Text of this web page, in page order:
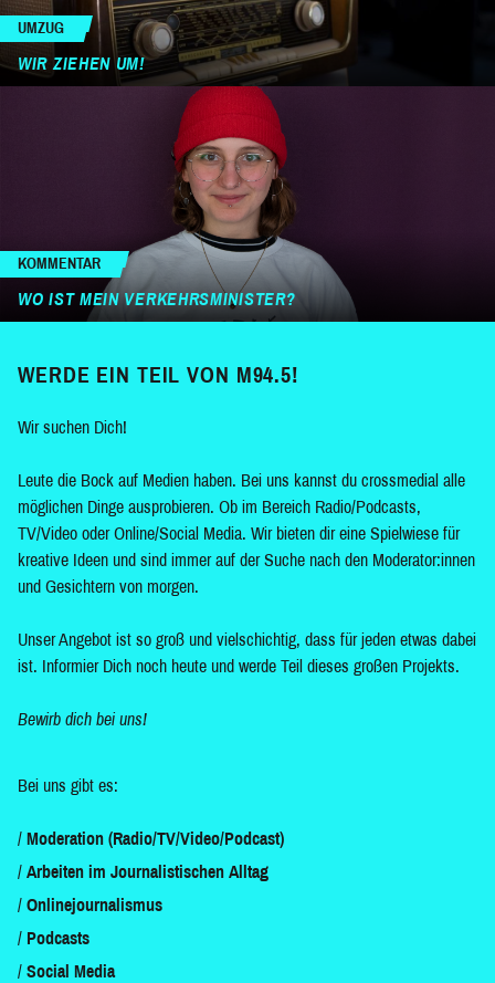
UMZUG
WIR ZIEHEN UM!
KOMMENTAR
WO IST MEIN VERKEHRSMINISTER?
WERDE EIN TEIL VON M94.5!
Wir suchen Dich!
Leute die Bock auf Medien haben. Bei uns kannst du crossmedial alle
möglichen Dinge ausprobieren. Ob im Bereich Radio/Podcasts,
TV/Video oder Online/Social Media. Wir bieten dir eine Spielwiese für
kreative Ideen und sind immer auf der Suche nach den Moderator:innen
und Gesichtern von morgen.
Unser Angebot ist so groß und vielschichtig, dass für jeden etwas dabei
ist. Informier Dich noch heute und werde Teil dieses großen Projekts.
Bewirb dich bei uns!
Bei uns gibt es:
Moderation (Radio/TV/Video/Podcast)
Arbeiten im Journalistischen Alltag
Onlinejournalismus
Podcasts
Social Media